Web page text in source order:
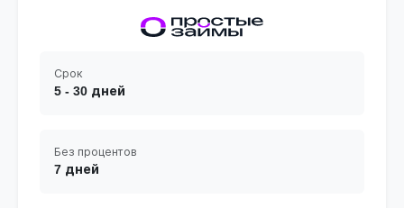
Срок
5 - 30 дней
Без процентов
7 дней